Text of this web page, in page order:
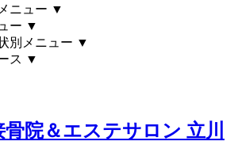
ニュー ▼
ー ▼
別メニュー ▼
ス ▼
院＆エステサロン 立川